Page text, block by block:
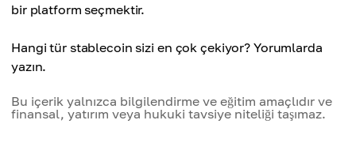
bir platform seçmektir.
Hangi tür stablecoin sizi en çok çekiyor? Yorumlarda
yazın.
Bu içerik yalnızca bilgilendirme ve eğitim amaçlıdır ve
finansal, yatırım veya hukuki tavsiye niteliği taşımaz.